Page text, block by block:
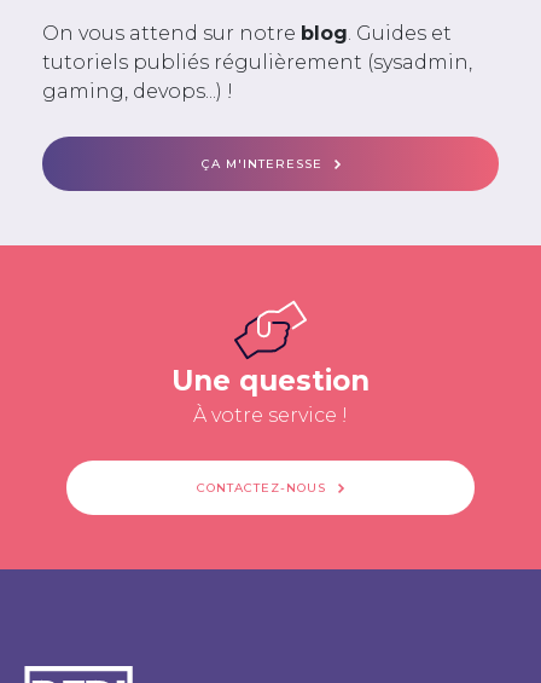
On vous attend sur notre blog. Guides et
tutoriels publiés régulièrement (sysadmin,
gaming, devops...) !
ÇA M'INTERESSE
Une question
À votre service !
CONTACTEZ-NOUS